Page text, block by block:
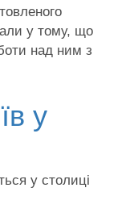
у тому, що
над ним з
у
у столиці